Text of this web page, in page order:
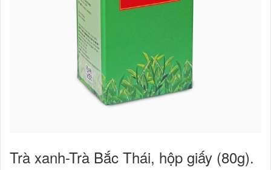
Trà xanh-Trà Bắc Thái, hộp giấy (80g).